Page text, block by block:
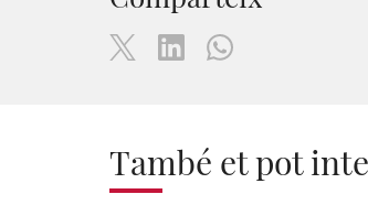
També et pot